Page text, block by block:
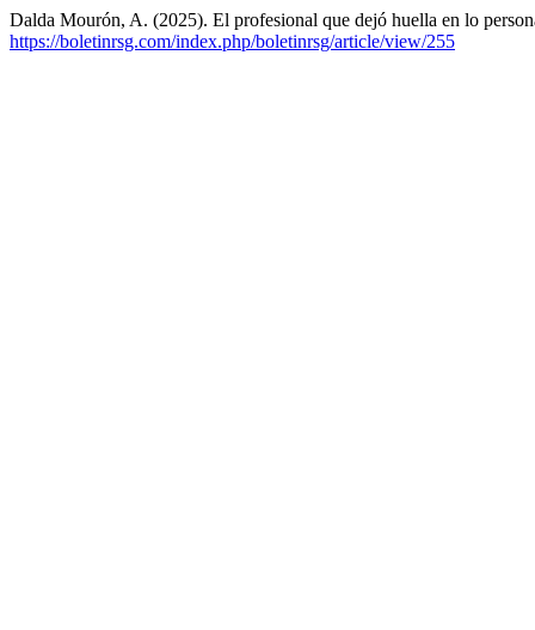
Dalda Mourón, A. (2025). El profesional que dejó huella en lo
https://boletinrsg.com/index.php/boletinrsg/article/view/255